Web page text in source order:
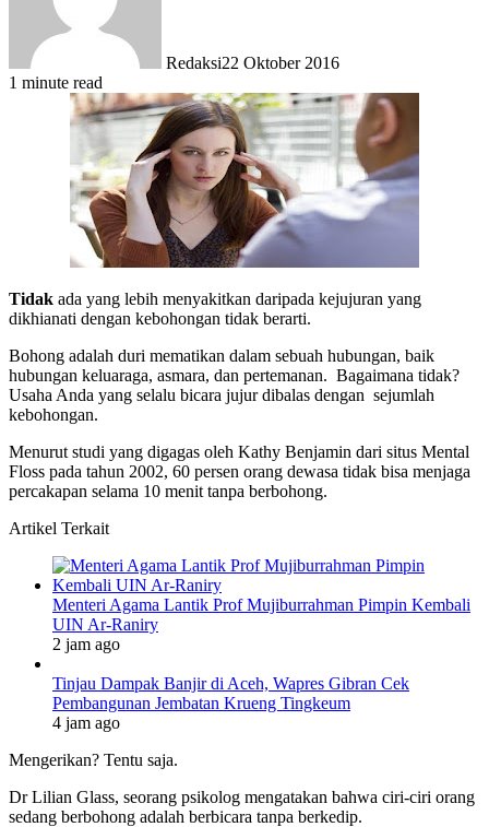
Redaksi22 Oktober 2016
1 minute read
Tidak ada yang lebih menyakitkan daripada kejujuran yang
dikhianati dengan kebohongan tidak berarti.
Bohong adalah duri mematikan dalam sebuah hubungan, baik
hubungan keluaraga, asmara, dan pertemanan. Bagaimana tidak?
Usaha Anda yang selalu bicara jujur dibalas dengan sejumlah
kebohongan.
Menurut studi yang digagas oleh Kathy Benjamin dari situs Mental
Floss pada tahun 2002, 60 persen orang dewasa tidak bisa menjaga
percakapan selama 10 menit tanpa berbohong.
Artikel Terkait
Menteri Agama Lantik Prof Mujiburrahman Pimpin Kembali
UIN Ar-Raniry
2 jam ago
Tinjau Dampak Banjir di Aceh, Wapres Gibran Cek
Pembangunan Jembatan Krueng Tingkeum
4 jam ago
Mengerikan? Tentu saja.
Dr Lilian Glass, seorang psikolog mengatakan bahwa ciri-ciri orang
sedang berbohong adalah berbicara tanpa berkedip.